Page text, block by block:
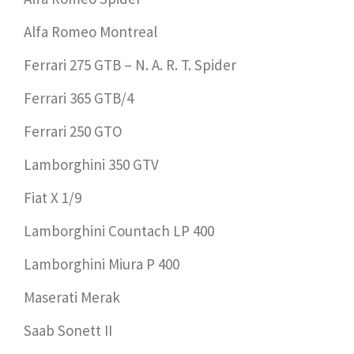
Alfa Romeo Montreal
Ferrari 275 GTB – N. A. R. T. Spider
Ferrari 365 GTB/4
Ferrari 250 GTO
Lamborghini 350 GTV
Fiat X 1/9
Lamborghini Countach LP 400
Lamborghini Miura P 400
Maserati Merak
Saab Sonett II